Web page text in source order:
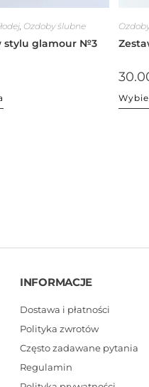
, Ozdoby ślubne
stylu glamour №3
INFORMACJE
Dostawa i płatności
Polityka zwrotów
Często zadawane pytania
Regulamin